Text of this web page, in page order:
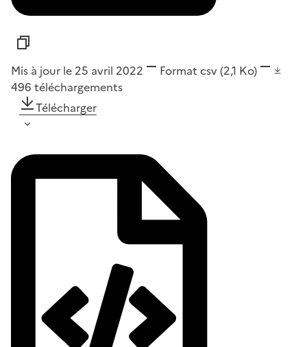
Mis à jour le 25 avril 2022 Format csv(2,1 Ko)
496 téléchargements
Télécharger